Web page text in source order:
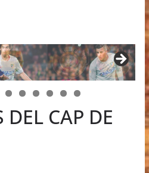
0
DEL CAP DE